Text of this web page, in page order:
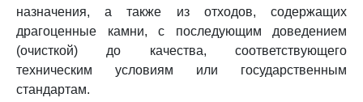
назначения, а также из отходов, содержащих
драгоценные камни, с последующим доведением
(очисткой) до качества, соответствующего
техническим условиям или государственным
стандартам.